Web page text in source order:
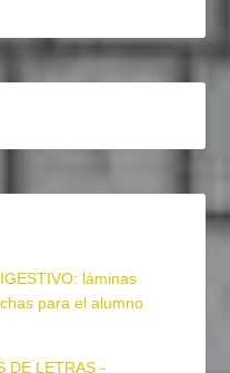
láminas
para el alumno
DE LETRAS -